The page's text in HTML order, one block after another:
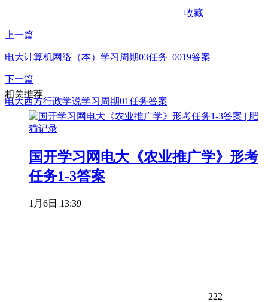
收藏
上一篇
电大计算机网络（本）学习周期03任务_0019答案
下一篇
电大西方行政学说学习周期01任务答案
相关推荐
国开学习网电大《农业推广学》形考
任务1-3答案
1月6日 13:39
222